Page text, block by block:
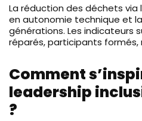
La réduction des déchets
en autonomie technique et
générations. Les indicateurs
réparés, participants formés,
Comment
leadership
?